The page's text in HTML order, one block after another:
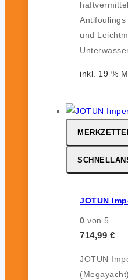
und
inkl. 19 %
JOTUN
0 von 5
714,99 €
JOTUN